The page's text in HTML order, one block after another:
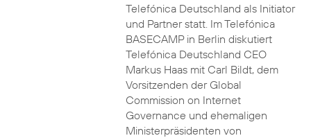
Telefónica Deutschland als Initiator
und Partner statt. Im Telefónica
BASECAMP in Berlin diskutiert
Telefónica Deutschland CEO
Markus Haas mit Carl Bildt, dem
Vorsitzenden der Global
Commission on Internet
Governance und ehemaligen
Ministerpräsidenten von